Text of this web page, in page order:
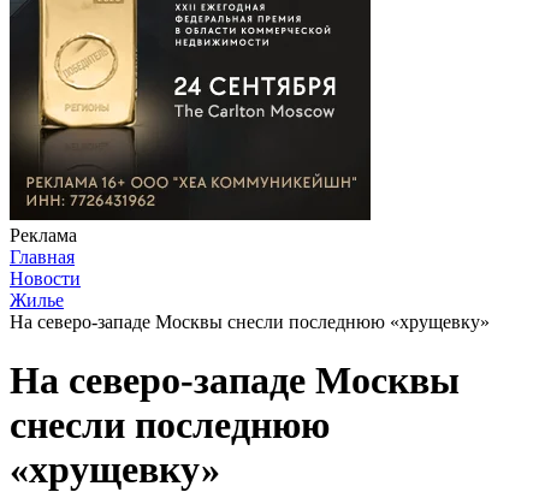
Реклама
Главная
Новости
Жилье
На северо-западе Москвы снесли последнюю «хрущевку»
На северо-западе Москвы
снесли последнюю
«хрущевку»